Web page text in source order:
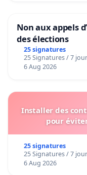
Non aux appels
des élections
25 signatures
25 Signatures / 7
6 Aug 2026
Installer des
pour
25 signatures
25 Signatures / 7
6 Aug 2026